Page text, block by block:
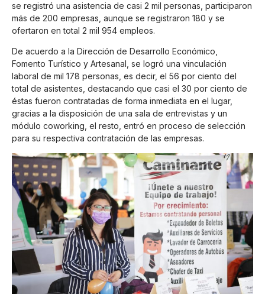
se registró una asistencia de casi 2 mil personas, participaron
más de 200 empresas, aunque se registraron 180 y se
ofertaron en total 2 mil 954 empleos.
De acuerdo a la Dirección de Desarrollo Económico,
Fomento Turístico y Artesanal, se logró una vinculación
laboral de mil 178 personas, es decir, el 56 por ciento del
total de asistentes, destacando que casi el 30 por ciento de
éstas fueron contratadas de forma inmediata en el lugar,
gracias a la disposición de una sala de entrevistas y un
módulo coworking, el resto, entró en proceso de selección
para su respectiva contratación de las empresas.